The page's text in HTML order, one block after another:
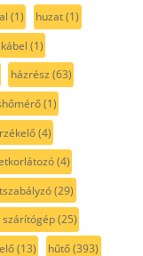
(1) huzat(1)
(1)
házrész (63)
(1)
(4)
(4)
(29)
szárítógép(25)
(13) hűtő(393)